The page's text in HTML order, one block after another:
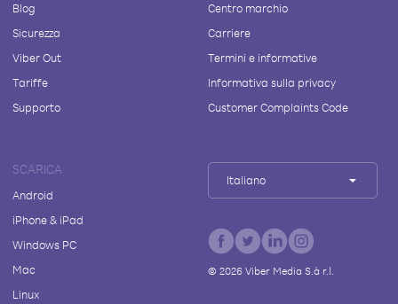
Blog
Sicurezza
Viber Out
Tariffe
Supporto
Centro marchio
Carriere
Termini e informative
Informativa sulla privacy
Customer Complaints Code
SCARICA
Android
iPhone & iPad
Windows PC
Mac
Linux
Italiano
© 2026Viber Media S.à r.l.